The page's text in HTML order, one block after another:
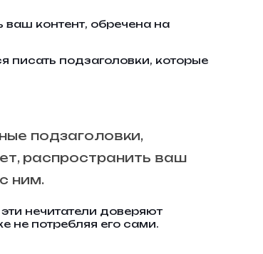
ваш контент, обречена на
писать подзаголовки, которые
подзаголовки,
распространить ваш
ним.
нечитатели доверяют
не потребляя его сами.